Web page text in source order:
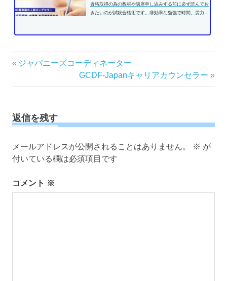
資格取得の為の教材や講座申し込みする前に必ず読んでお
きたいのが試験合格術です。非効率な勉強で時間、労力を
投
ナ
ゲ
シ
ョ
前
記
ジャパニーズコーディネーター
次
の
GCDF-Japanキャリアカウンセラー
返信を残す
メールアドレスが公開されることはありません。 ※ が
付いている欄は必須項目です
コメント ※